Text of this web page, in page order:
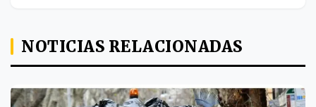
NOTICIAS RELACIONADAS